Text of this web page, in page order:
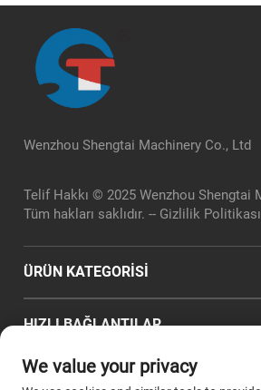
Wenzhou Shengtai Machinery Co., Ltd
Telif Hakkı © 2025 Wenzhou Shengtai
Tüm hakları saklıdır. -- Gizlilik Politikası
ÜRÜN KATEGORİSİ
HIZLI BAĞLANTILAR
İLETIŞIM BILGILERI
We value your privacy